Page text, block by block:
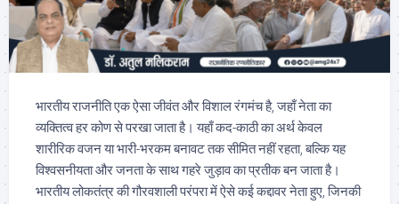
भारतीय राजनीति एक ऐसा जीवंत और विशाल रंगमंच है, जहाँ नेता का
व्यक्तित्व हर कोण से परखा जाता है। यहाँ कद-काठी का अर्थ केवल
शारीरिक वजन या भारी-भरकम बनावट तक सीमित नहीं रहता, बल्कि यह
विश्वसनीयता और जनता के साथ गहरे जुड़ाव का प्रतीक बन जाता है।
भारतीय लोकतंत्र की गौरवशाली परंपरा में ऐसे कई कद्दावर नेता हुए, जिनकी